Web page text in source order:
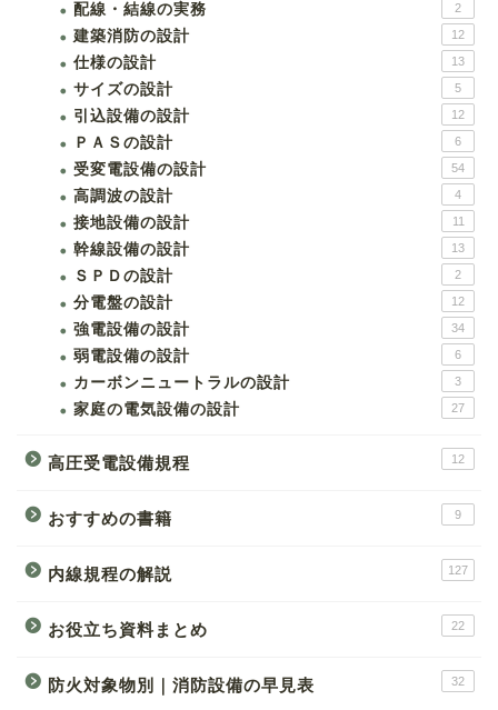
配線・結線の実務 2
建築消防の設計 12
仕様の設計 13
サイズの設計 5
引込設備の設計 12
ＰＡＳの設計 6
受変電設備の設計 54
高調波の設計 4
接地設備の設計 11
幹線設備の設計 13
ＳＰＤの設計 2
分電盤の設計 12
強電設備の設計 34
弱電設備の設計 6
カーボンニュートラルの設計 3
家庭の電気設備の設計 27
高圧受電設備規程 12
おすすめの書籍 9
内線規程の解説 127
お役立ち資料まとめ 22
防火対象物別｜消防設備の早見表 32